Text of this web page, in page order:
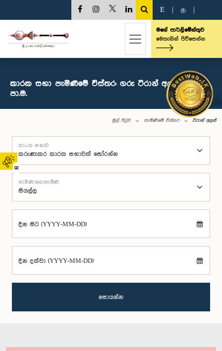
02
E த
මගේ පාර්ලිමේන්තුව
මෙතැනින් පිවිසෙන්න
කාරක සභා පැමිණීමේ විස්තර: ගරු ටිරාන් අලස් මහතා,
පා.ම.
මුල් පිටුව පැමිණීමේ විස්තර ටිරාන් අලස්
කාරක සභාව
පැමිණි/නොපැමිණි
දින සිට (YYYY-MM-DD)
දින දක්වා (YYYY-MM-DD)
සොයන්න